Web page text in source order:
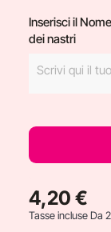
Inserisci il
dei nastri
4,20 €
Tasse incluseDa